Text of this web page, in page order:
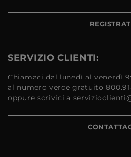
SERVIZIO CLIENTI:
Chiamaci dal lunedì al venerdì
al numero verde gratuito
oppure scrivici a